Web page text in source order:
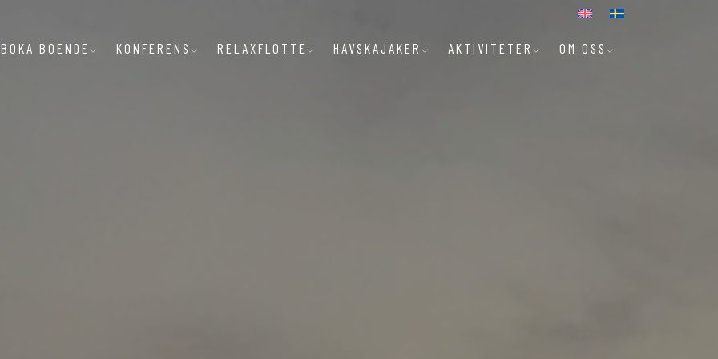
BOKA BOENDE KONFERENS RELAXFLOTTE HAVSKAJAKER AKTIVITETER OM OSS